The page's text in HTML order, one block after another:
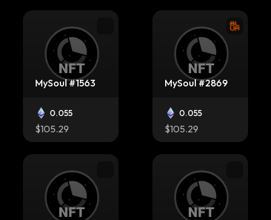
MySoul #1563
0.055
$105.29
MySoul #2869
0.055
$105.29